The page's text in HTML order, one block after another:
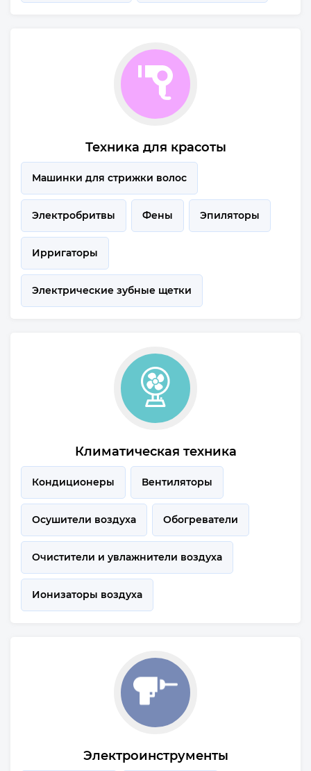
Техника для красоты
Машинки для стрижки волос
Электробритвы Фены Эпиляторы
Ирригаторы
Электрические зубные щетки
Климатическая техника
Кондиционеры Вентиляторы
Осушители воздуха Обогреватели
Очистители и увлажнители воздуха
Ионизаторы воздуха
Электроинструменты